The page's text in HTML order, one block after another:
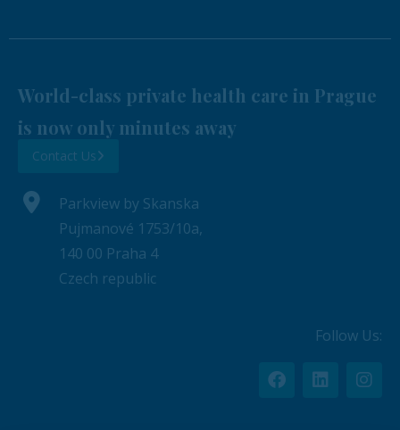
World-class private health care in Prague
is now only minutes away
Contact Us
Parkview by Skanska
Pujmanové 1753/10a,
140 00 Praha 4
Czech republic
Follow Us: